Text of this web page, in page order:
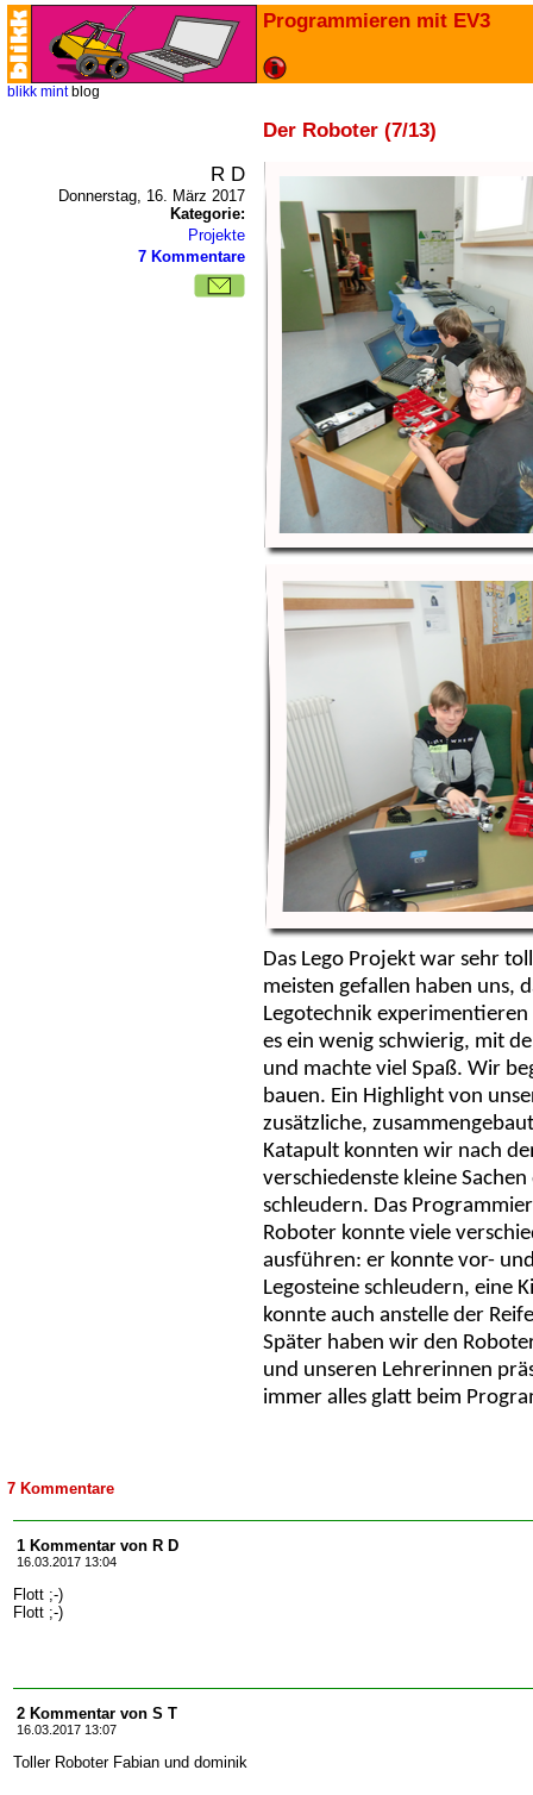
Programmieren mit EV3
blikk mint blog
Der Roboter (7/13)
R D
Donnerstag, 16. März 2017
Kategorie:
Projekte
7 Kommentare
Das Lego Projekt war sehr
meisten gefallen haben uns,
Legotechnik
es ein wenig schwierig, mit
und machte viel Spaß. Wir
bauen. Ein Highlight von
zusätzliche,
Katapult konnten wir nach
verschiedenste kleine
schleudern. Das
Roboter konnte viele
ausführen: er konnte vor-
Legosteine schleudern, eine
konnte auch anstelle der
Später haben wir den
und unseren Lehrerinnen
immer alles glatt beim
7 Kommentare
1 Kommentar von R D
16.03.2017 13:04
Flott ;-)
Flott ;-)
2 Kommentar von S T
16.03.2017 13:07
Toller Roboter Fabian und dominik